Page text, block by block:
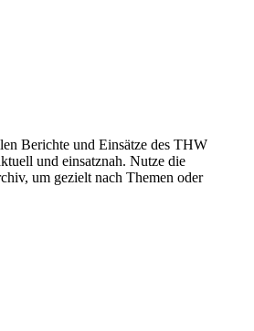
Berichte und Einsätze des THW
und einsatznah. Nutze die
um gezielt nach Themen oder